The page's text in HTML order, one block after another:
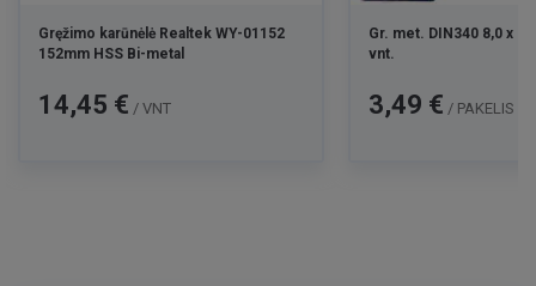
Gręžimo karūnėlė Realtek WY-01152
152mm HSS Bi-metal
Kaina
14,45 € / VNT
Gr. met. DIN340 8,0 x
vnt.
Kaina
3,49 € / PAKELIS